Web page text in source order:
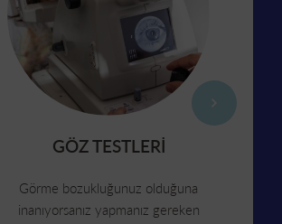
GÖZ TESTLERİ
Görme bozukluğunuz olduğuna
inanıyorsanız yapmanız gereken